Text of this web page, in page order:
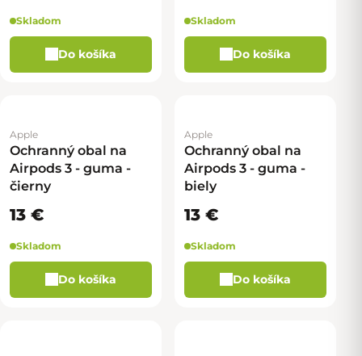
Skladom
Do košíka
Skladom
Do košíka
Apple
Ochranný obal na
Airpods 3 - guma -
čierny
13 €
Skladom
Do košíka
Apple
Ochranný obal na
Airpods 3 - guma -
biely
13 €
Skladom
Do košíka